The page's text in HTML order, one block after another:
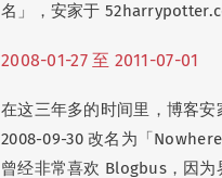
名」，安家于
2008-01-27 至 2011-07-01
在这三年多的时间里，博客
2008-09-30 改名为「Nowhere
曾经非常喜欢 Blogbus，因为